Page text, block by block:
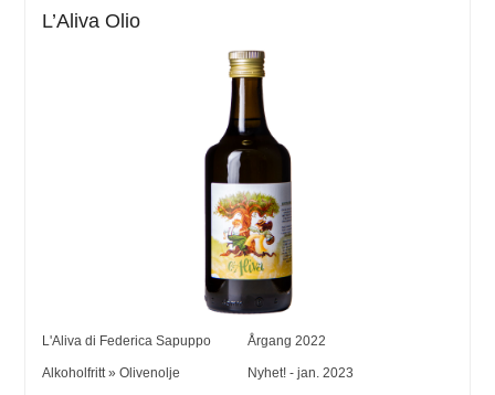
L’Aliva Olio
L'Aliva di Federica Sapuppo Årgang 2022
Alkoholfritt»Olivenolje Nyhet! - jan. 2023